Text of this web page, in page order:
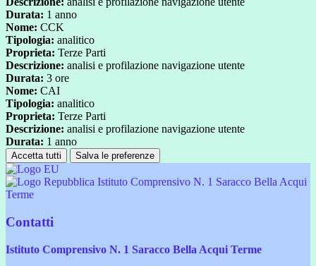
Durata: 1 anno
Nome: CCK
Tipologia: analitico
Proprieta: Terze Parti
Descrizione: analisi e profilazione navigazione utente
Durata: 3 ore
Nome: CAI
Tipologia: analitico
Proprieta: Terze Parti
Descrizione: analisi e profilazione navigazione utente
Durata: 1 anno
Accetta tutti Salva le preferenze
Istituto Comprensivo N. 1 Saracco Bella Acqui
Terme
Contatti
Istituto Comprensivo N. 1 Saracco Bella Acqui Terme